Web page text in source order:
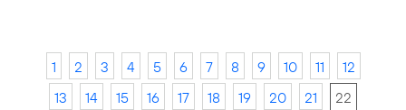
1 2 3 4 5 6 7 8 9 10 11
12
13
14 15 16 17 18 19 20 21
22